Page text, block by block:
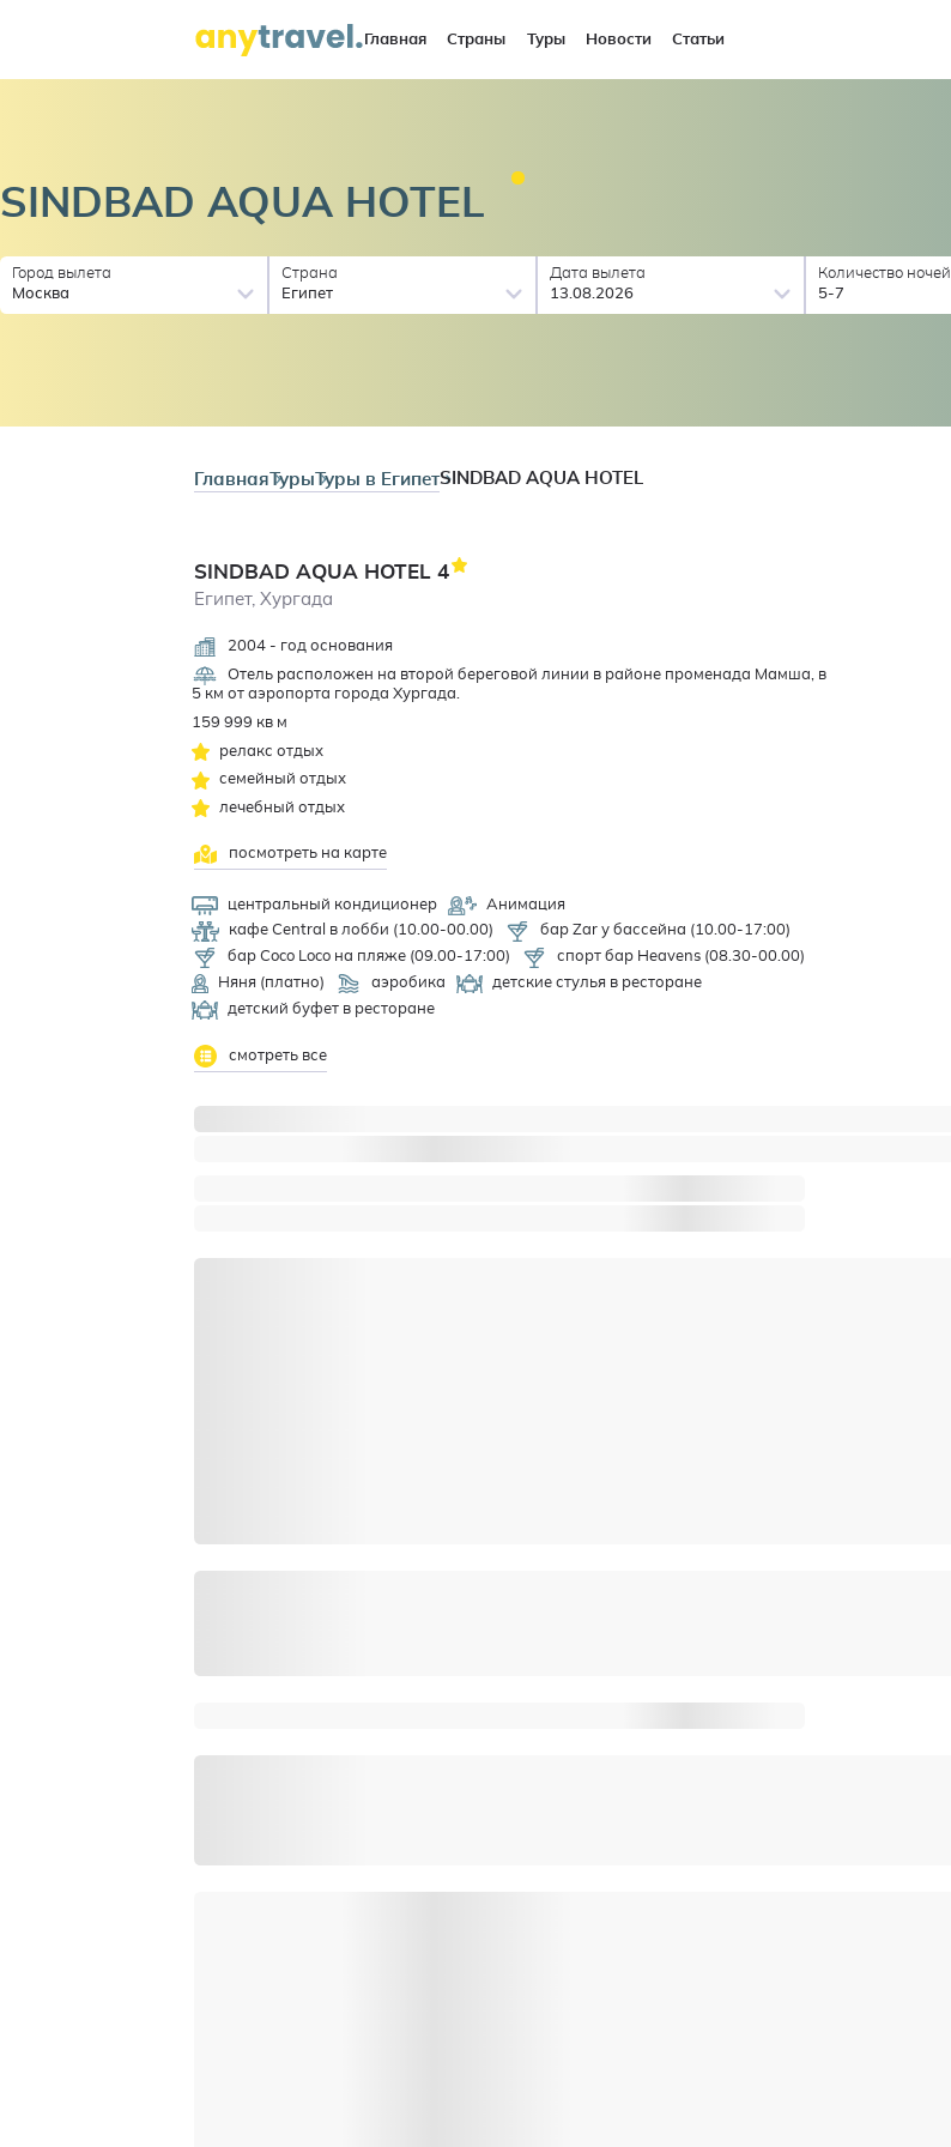
Главная Страны Туры Новости Статьи
SINDBAD AQUA HOTEL
Город вылета
Москва
Страна
Египет
Дата вылета
13.08.2026
Количество ночей
5-7
ГлавнаяТурыТуры в ЕгипетSINDBAD AQUA HOTEL
SINDBAD AQUA HOTEL4
Египет, Хургада
2004 - год основания
Отель расположен на второй береговой линии в районе променада Мамша, в
5 км от аэропорта города Хургада.
159 999 кв м
релакс отдых
семейный отдых
лечебный отдых
посмотреть на карте
центральный кондиционер
Анимация
кафе Central в лобби (10.00-00.00)
бар Zar у бассейна (10.00-17:00)
бар Coco Loco на пляже (09.00-17:00)
спорт бар Heavens (08.30-00.00)
Няня (платно)
аэробика
детские стулья в ресторане
детский буфет в ресторане
смотреть все